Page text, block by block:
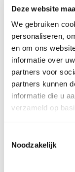
Deze website
We gebruiken
personaliseren,
en om ons
informatie over
partners voor
partners kunnen
informatie die u
verzameld op
Noodzakelijk
Maak
Samar
vrouw met